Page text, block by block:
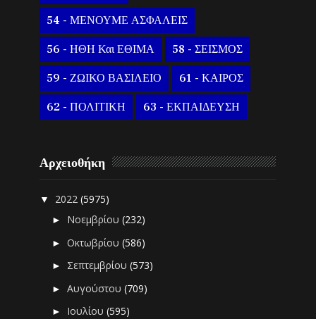
54 - ΜΕΝΟΥΜΕ ΑΣΦΑΛΕΙΣ
56 - ΗΘΗ Και ΕΘΙΜΑ 58 - ΣΕΙΣΜΟΣ
59 - ΖΩΙΚΟ ΒΑΣΙΛΕΙΟ 61 - ΚΑΙΡΟΣ
62 - ΠΟΛΙΤΙΚΗ 63 - ΕΚΠΑΙΔΕΥΣΗ
Αρχειοθήκη
▼ 2022(5975)
► Νοεμβρίου(232)
►Οκτωβρίου(586)
► Σεπτεμβρίου(573)
►Αυγούστου(709)
► Ιουλίου(595)